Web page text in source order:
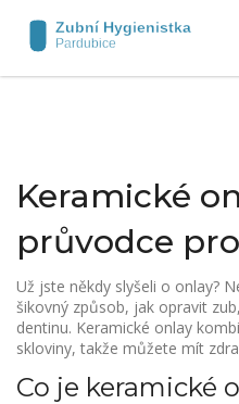
Keramické
průvodce
Už jste někdy slyšeli o onlay?
šikovný způsob, jak opravit
dentinu. Keramické onlay
skloviny, takže můžete mít
Co je keramické